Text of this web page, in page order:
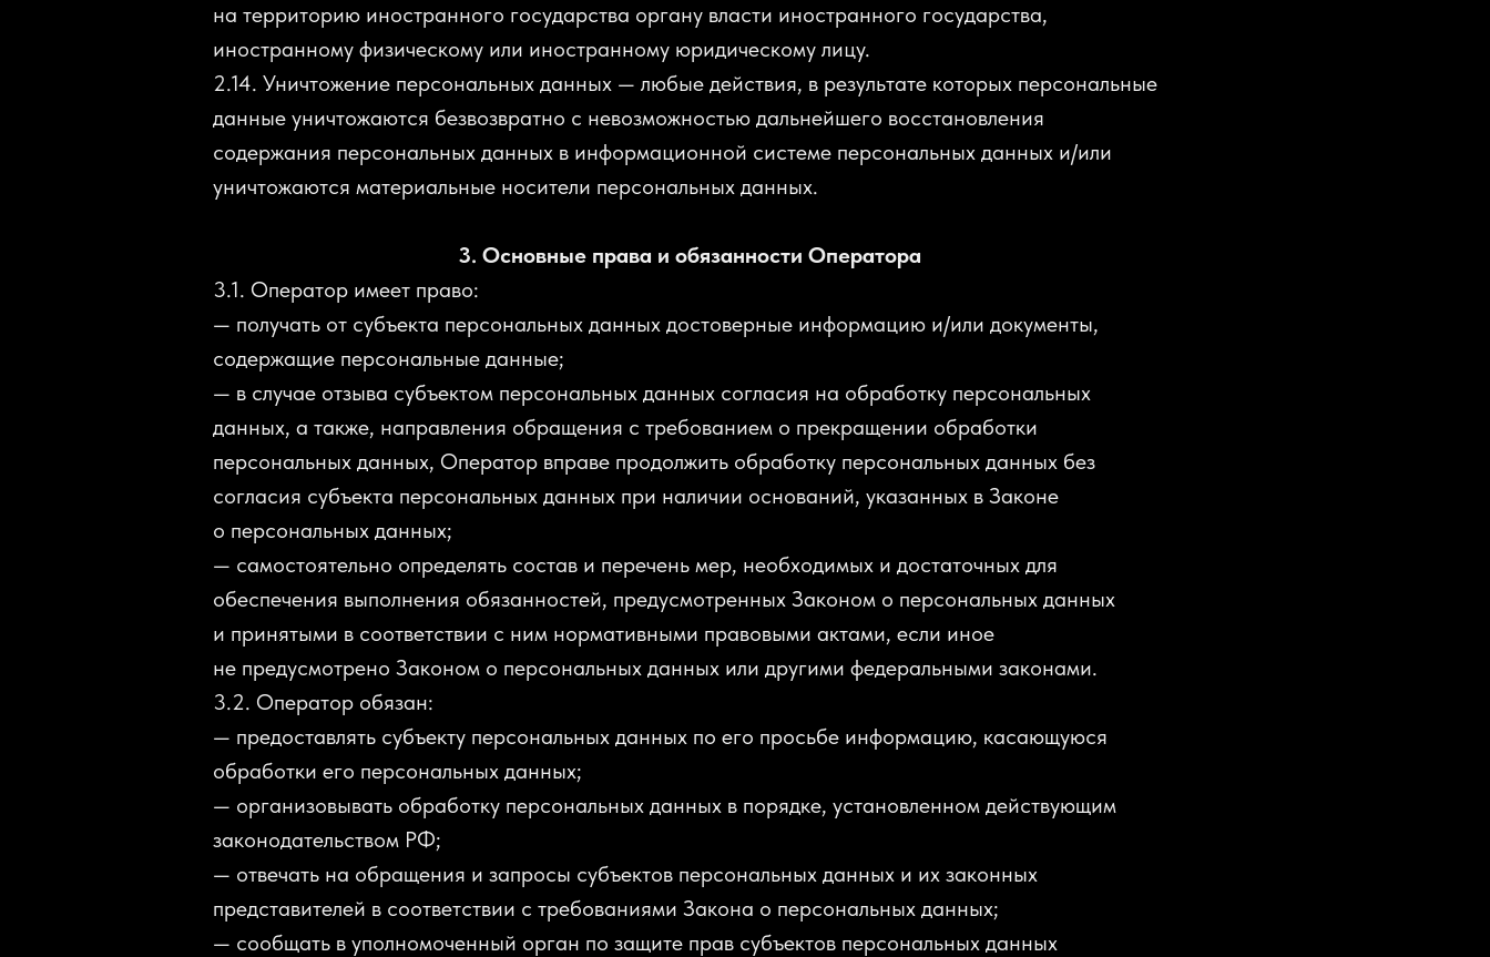
на территорию иностранного государства органу власти иностранного государства,
иностранному физическому или иностранному юридическому лицу.
2.14. Уничтожение персональных данных — любые действия, в результате которых персональные
данные уничтожаются безвозвратно с невозможностью дальнейшего восстановления
содержания персональных данных в информационной системе персональных данных и/или
уничтожаются материальные носители персональных данных.
3. Основные права и обязанности Оператора
3.1. Оператор имеет право:
— получать от субъекта персональных данных достоверные информацию и/или документы,
содержащие персональные данные;
— в случае отзыва субъектом персональных данных согласия на обработку персональных
данных, а также, направления обращения с требованием о прекращении обработки
персональных данных, Оператор вправе продолжить обработку персональных данных без
согласия субъекта персональных данных при наличии оснований, указанных в Законе
о персональных данных;
— самостоятельно определять состав и перечень мер, необходимых и достаточных для
обеспечения выполнения обязанностей, предусмотренных Законом о персональных данных
и принятыми в соответствии с ним нормативными правовыми актами, если иное
не предусмотрено Законом о персональных данных или другими федеральными законами.
3.2. Оператор обязан:
— предоставлять субъекту персональных данных по его просьбе информацию, касающуюся
обработки его персональных данных;
— организовывать обработку персональных данных в порядке, установленном действующим
законодательством РФ;
— отвечать на обращения и запросы субъектов персональных данных и их законных
представителей в соответствии с требованиями Закона о персональных данных;
— сообщать в уполномоченный орган по защите прав субъектов персональных данных